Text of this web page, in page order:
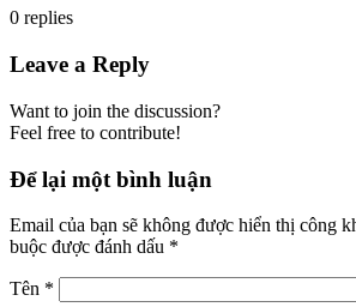
0 replies
Leave a Reply
Want to join the discussion?
Feel free to contribute!
Để lại một bình luận
Email của bạn sẽ không được hiển thị công
buộc được đánh dấu *
Tên *